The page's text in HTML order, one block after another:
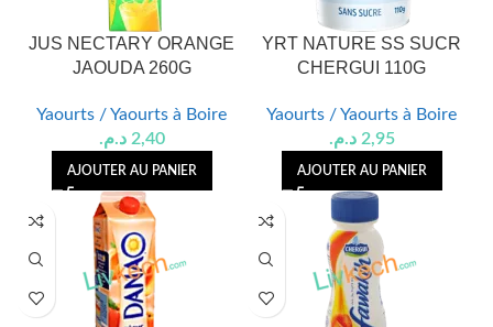
JUS NECTARY ORANGE
JAOUDA 260G
Yaourts / Yaourts à Boire
2,40 د.م.
AJOUTER AU PANIER
YRT NATURE SS SUCR
CHERGUI 110G
Yaourts / Yaourts à Boire
2,95 د.م.
AJOUTER AU PANIER